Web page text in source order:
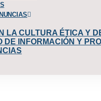
LA CULTURA ÉTICA Y
DE INFORMACIÓN Y